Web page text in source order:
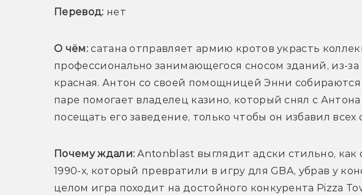
Перевод: нет
О чём: сатана отправляет армию кротов украсть
профессионально занимающегося сносом зданий, из-за
красная. Антон со своей помощницей Энни собираются
паре помогает владелец казино, который снял с
посещать его заведение, только чтобы он избавил всех
Почему ждали: Antonblast выглядит адски стильно,
1990-х, который превратили в игру для GBA, убрав у
целом игра походит на достойного конкурента Pizza